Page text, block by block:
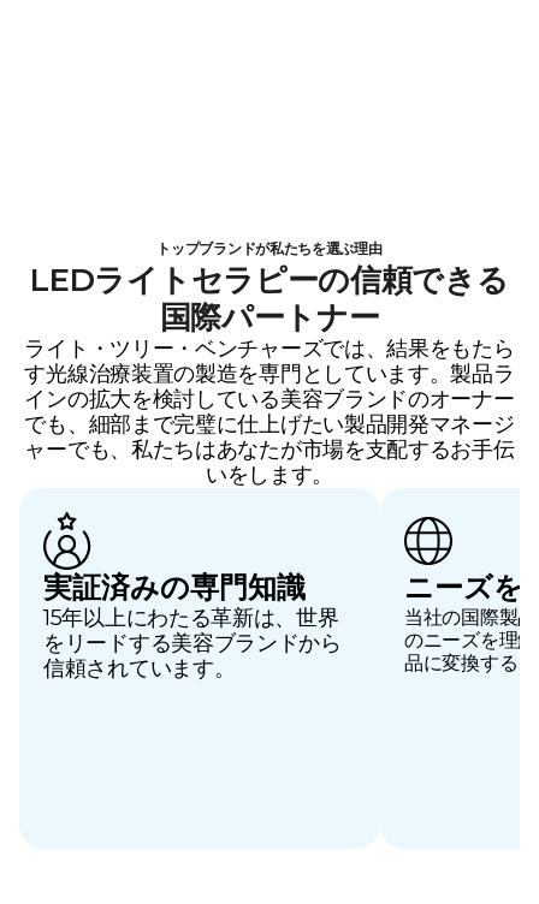
トップブランドが私たちを選ぶ理由
LEDライトセラピーの信頼できる
国際パートナー
ライト・ツリー・ベンチャーズでは、結果をもたら
す光線治療装置の製造を専門としています。製品ラ
インの拡大を検討している美容ブランドのオーナー
でも、細部まで完璧に仕上げたい製品開発マネージ
ャーでも、私たちはあなたが市場を支配するお手伝
いをします。
実証済みの専門知識
15年以上にわたる革新は、世界
をリードする美容ブランドから
信頼されています。
ニーズを
当社の国際製
のニーズを理
品に変換する